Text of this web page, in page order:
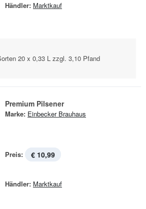
Händler: Marktkauf
20 x 0,33 L zzgl. 3,10 Pfand
Premium Pilsener
Marke: Einbecker Brauhaus
Preis: € 10,99
Händler: Marktkauf